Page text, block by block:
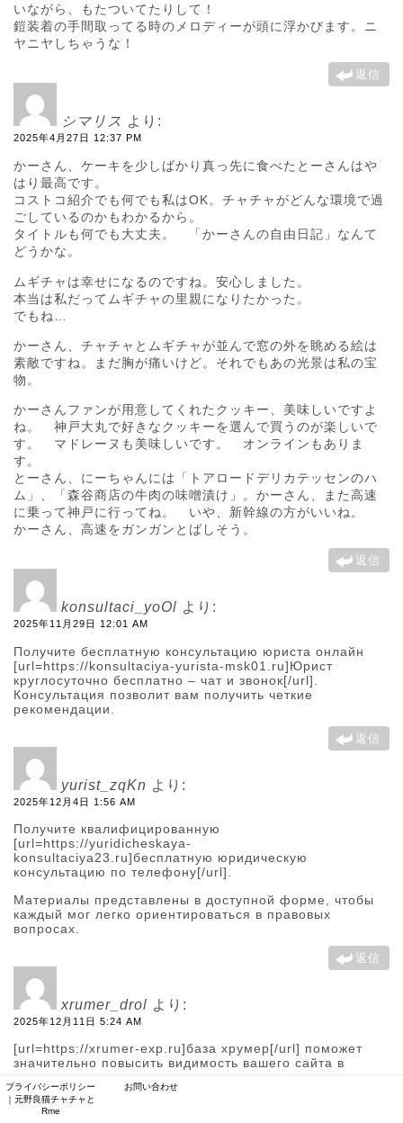
いながら、もたついてたりして！
鎧装着の手間取ってる時のメロディーが頭に浮かびます。ニ
ヤニヤしちゃうな！
返信
シマリス より:
2025年4月27日 12:37 PM
かーさん、ケーキを少しばかり真っ先に食べたとーさんはや
はり最高です。
コストコ紹介でも何でも私はOK。チャチャがどんな環境で過
ごしているのかもわかるから。
タイトルも何でも大丈夫。 「かーさんの自由日記」なんて
どうかな。
ムギチャは幸せになるのですね。安心しました。
本当は私だってムギチャの里親になりたかった。
でもね…
かーさん、チャチャとムギチャが並んで窓の外を眺める絵は
素敵ですね。まだ胸が痛いけど。それでもあの光景は私の宝
物。
かーさんファンが用意してくれたクッキー、美味しいですよ
ね。 神戸大丸で好きなクッキーを選んで買うのが楽しいで
す。 マドレーヌも美味しいです。 オンラインもありま
す。
とーさん、にーちゃんには「トアロードデリカテッセンのハ
ム」、「森谷商店の牛肉の味噌漬け」。かーさん、また高速
に乗って神戸に行ってね。 いや、新幹線の方がいいね。
かーさん、高速をガンガンとばしそう。
返信
konsultaci_yoOl より:
2025年11月29日 12:01 AM
Получите бесплатную консультацию юриста онлайн
[url=https://konsultaciya-yurista-msk01.ru]Юрист
круглосуточно бесплатно – чат и звонок[/url].
Консультация позволит вам получить четкие
рекомендации.
返信
yurist_zqKn より:
2025年12月4日 1:56 AM
Получите квалифицированную
[url=https://yuridicheskaya-
konsultaciya23.ru]бесплатную юридическую
консультацию по телефону[/url].
Материалы представлены в доступной форме, чтобы
каждый мог легко ориентироваться в правовых
вопросах.
返信
xrumer_drol より:
2025年12月11日 5:24 AM
[url=https://xrumer-exp.ru]база хрумер[/url] поможет
значительно повысить видимость вашего сайта в
Давайте подробнее разберем, как правильно провести
прогон хрумером и какие существуют его плюсы.
プライバシーポリシー
｜元野良猫チャチャと
Rme
お問い合わせ